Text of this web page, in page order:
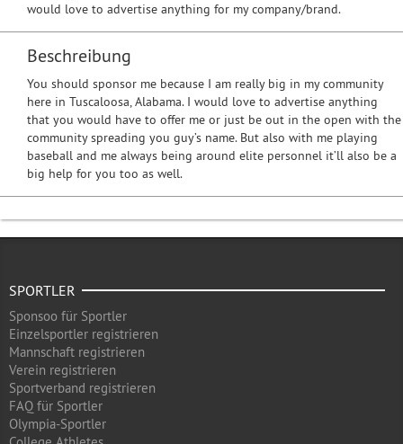
would love to advertise anything for my company/brand.
Beschreibung
You should sponsor me because I am really big in my community
here in Tuscaloosa, Alabama. I would love to advertise anything
that you would have to offer me or just be out in the open with the
community spreading you guy’s name. But also with me playing
baseball and me always being around elite personnel it’ll also be a
big help for you too as well.
SPORTLER
Sponsoo für Sportler
Einzelsportler registrieren
Mannschaft registrieren
Verein registrieren
Sportverband registrieren
FAQ für Sportler
Olympia-Sportler